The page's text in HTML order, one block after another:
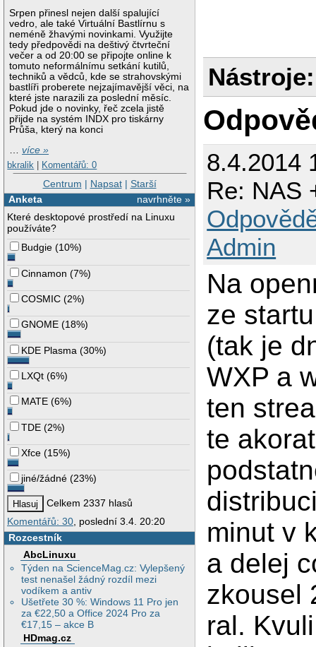
Srpen přinesl nejen další spalující
vedro, ale také Virtuální Bastlírnu s
neméně žhavými novinkami. Využijte
tedy předpovědi na deštivý čtvrteční
večer a od 20:00 se připojte online k
tomuto neformálnímu setkání kutilů,
techniků a vědců, kde se strahovskými
bastlíři proberete nejzajímavější věci, na
které jste narazili za poslední měsíc.
Pokud jde o novinky, řeč zcela jistě
přijde na systém INDX pro tiskárny
Průša, který na konci
…více »
bkralik
Komentářů: 0
Centrum | Napsat| Starší
navrhněte »
Anketa
Které desktopové prostředí na Linuxu
používáte?
Budgie (10%)
Cinnamon (7%)
COSMIC (2%)
GNOME (18%)
KDE Plasma (30%)
LXQt (6%)
MATE (6%)
TDE (2%)
Xfce (15%)
jiné/žádné (23%)
Celkem 2337 hlasů
Komentářů: 30 , poslední 3.4. 20:20
Rozcestník
AbcLinuxu
Týden na ScienceMag.cz: Vylepšený
test nenašel žádný rozdíl mezi
vodíkem a antiv
Ušetřete 30 %: Windows 11 Pro jen
za €22,50 a Office 2024 Pro za
€17,15 – akce B
HDmag.cz
Nástroje:
8.4.2014
Re: NAS
Admin
Na
ze
(tak je
WXP a
ten
te
minut v
a delej
zkousel
ral.